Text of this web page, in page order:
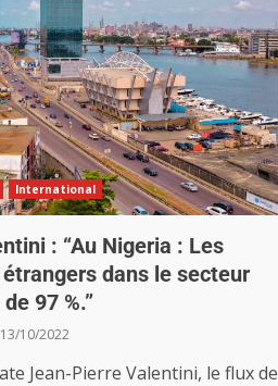
International
: “Au Nigeria : Les
dans le secteur
97 %.”
13/10/2022
Jean-Pierre Valentini, le flux de